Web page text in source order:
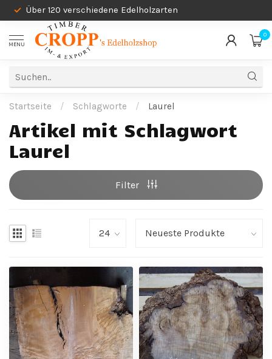
Über 120 verschiedene Edelholzarten
MENU
0
Startseite / Schlagworte / Laurel
Artikel mit Schlagwort
Laurel
Filter